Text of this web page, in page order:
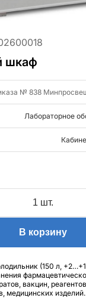
шкаф
№ 838
Лабораторное
В корзину
(150 л,
вакцин,
медицинских изделий.